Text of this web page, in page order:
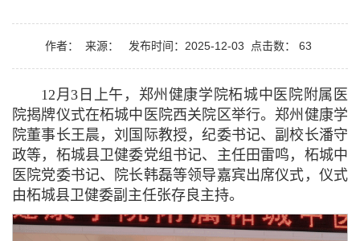
作者： 来源： 发布时间：2025-12-03 点击数： 63
12月3日上午，郑州健康学院柘城中医院附属医
院揭牌仪式在柘城中医院西关院区举行。郑州健康学
院董事长王晨，刘国际教授，纪委书记、副校长潘守
政等，柘城县卫健委党组书记、主任田雷鸣，柘城中
医院党委书记、院长韩磊等领导嘉宾出席仪式，仪式
由柘城县卫健委副主任张存良主持。